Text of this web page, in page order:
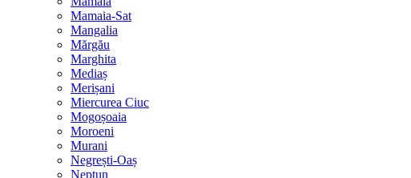
Mamaia-Sat
Mangalia
Mărgău
Marghita
Mediaș
Merișani
Miercurea Ciuc
Mogoșoaia
Moroeni
Murani
Negrești-Oaș
Neptun